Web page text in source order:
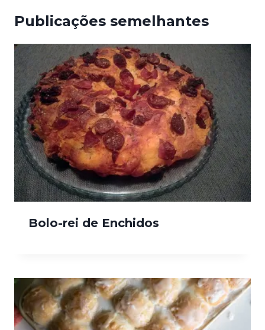
Publicações semelhantes
Bolo-rei de Enchidos